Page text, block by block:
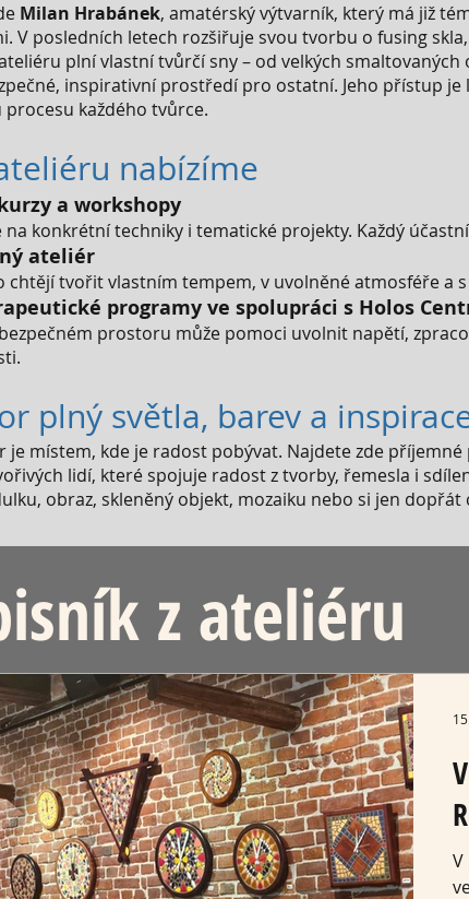
Milan Hrabánek, amatérský výtvarník, který má již
V posledních letech rozšiřuje svou tvorbu o fusing
plní vlastní tvůrčí sny – od velkých
inspirativní prostředí pro ostatní. Jeho přístup je
každého tvůrce.
nabízíme
a workshopy
na konkrétní techniky i tematické projekty. Každý
ateliér
chtějí tvořit vlastním tempem, v uvolněné atmosféře a
programy ve spolupráci s Holos
prostoru může pomoci uvolnit napětí,
plný světla, barev a
je místem, kde je radost pobývat. Najdete zde
lidí, které spojuje radost z tvorby, řemesla i
obraz, skleněný objekt, mozaiku nebo si jen
z ateliéru